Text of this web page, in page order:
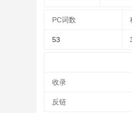
PC词数
53
收录
反链